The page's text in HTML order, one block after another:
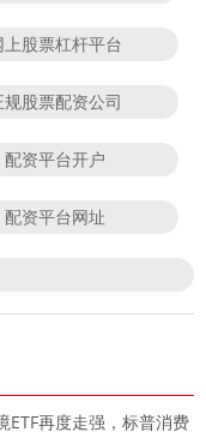
上股票杠杆平台
规股票配资公司
配资平台开户
配资平台网址
ETF再度走强，标普消费